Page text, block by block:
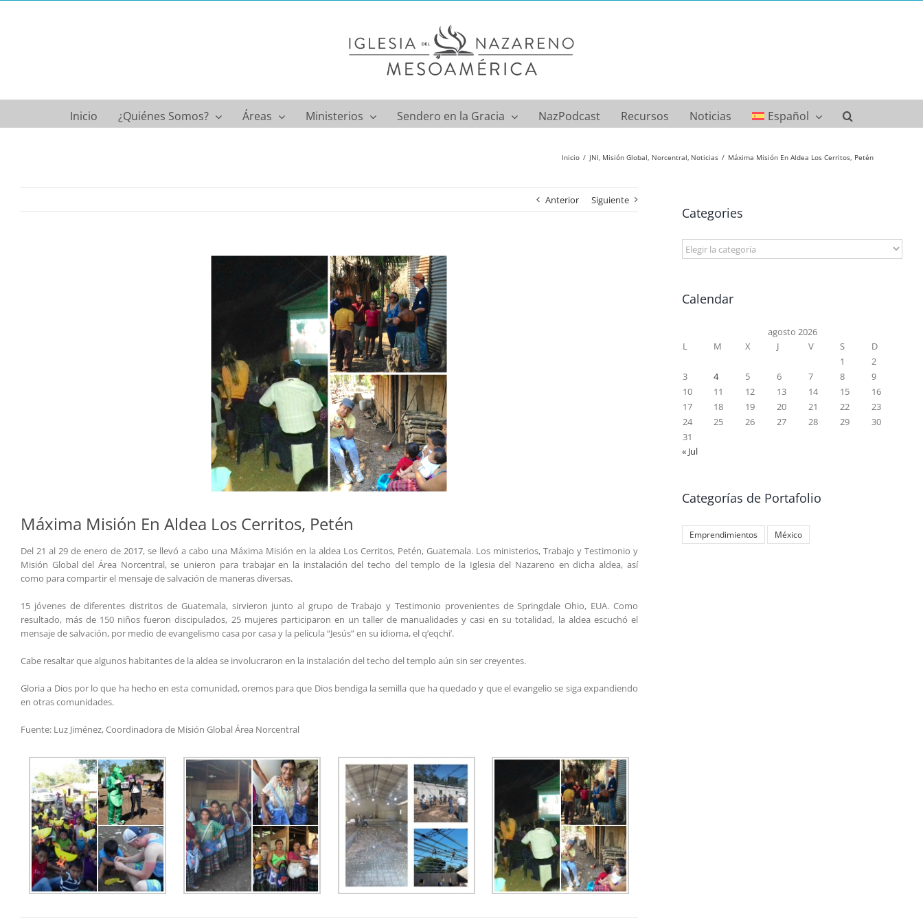
Inicio ¿Quiénes Somos? Áreas Ministerios Sendero en la Gracia NazPodcast Recursos Noticias Español
Inicio JNI Misión Global Norcentral Noticias Máxima Misión En Aldea Los Cerritos, Petén
Anterior Siguiente
Máxima Misión En Aldea Los Cerritos, Petén
Del 21 al 29 de enero de 2017, se llevó a cabo una Máxima Misión en la aldea Los Cerritos, Petén, Guatemala. Los ministerios, Trabajo y Testimonio y
Misión Global del Área Norcentral, se unieron para trabajar en la instalación del techo del templo de la Iglesia del Nazareno en dicha aldea, así
como para compartir el mensaje de salvación de maneras diversas.
15 jóvenes de diferentes distritos de Guatemala, sirvieron junto al grupo de Trabajo y Testimonio provenientes de Springdale Ohio, EUA. Como
resultado, más de 150 niños fueron discipulados, 25 mujeres participaron en un taller de manualidades y casi en su totalidad, la aldea escuchó el
mensaje de salvación, por medio de evangelismo casa por casa y la película “Jesús” en su idioma, el q’eqchi’.
Cabe resaltar que algunos habitantes de la aldea se involucraron en la instalación del techo del templo aún sin ser creyentes.
Gloria a Dios por lo que ha hecho en esta comunidad, oremos para que Dios bendiga la semilla que ha quedado y que el evangelio se siga expandiendo
en otras comunidades.
Fuente: Luz Jiménez, Coordinadora de Misión Global Área Norcentral
Categories
Categories
Calendar
agosto 2026
L
M X J V S
D
1
2
3
4 5 6 7 8
9
10
11 12 13 14 15
16
17
18 19 20 21 22
23
24
25 26 27 28 29
30
31
« Jul
Categorías de Portafolio
Emprendimientos México